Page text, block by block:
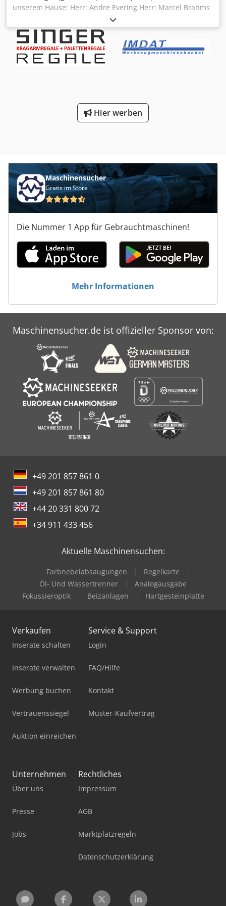
unserem Hause: Herr: Andre Evering Herr: Marcel Brahms
Herr: Simon Blank Wir bieten Ihnen hier einen
gebrauchten Pfostenschutz des Herstellers Crjdpfx
Ajfdqkaoaref Gemac zum Kauf an. Der Pfostenschutz ist
für eine Rahmenprofilbreite von max. 90 mm geeignet. Im
Lieferumfang sind enthalten: 01x Pfostenschutz, gebraucht
Materialstärke: ca. 4 mm Loch Ø: ca. 8 mm
Schenkelabmessungen: ca. 85 x 85 mm Gewicht / Stck.: ca.
4,888 Kg 02x Befestigungsplatten, gebraucht
M10 Unsere Dienstleistungen im Überblick: (Preise auf
Anfrage) Montage-, Aufbau unsere allgemeinen
Montagebedingungen sind zu beachten Regalprüfung
Regalinspektion nach DIN EN 15635 ausgeführt nach den
Anforderungen der BGR 234 Sichtprüfung für alle
(ohne Entladung)
Hier werben
Maschinensucher
Gratis im Store
Die Nummer 1 App für Gebrauchtmaschinen!
Mehr Informationen
Maschinensucher.de ist offizieller Sponsor von:
+49 201 857 861 0
+49 201 857 861 80
+44 20 331 800 72
+34 911 433 456
Aktuelle Maschinensuchen:
Farbnebelabsaugungen
Regelkarte
Öl- Und Wassertrenner
Analogausgabe
Fokussieroptik
Beizanlagen Hartgesteinplatte
Verkaufen
Inserate schalten
Inserate verwalten
Werbung buchen
Vertrauenssiegel
Auktion einreichen
Service & Support
Login
FAQ/Hilfe
Kontakt
Muster-Kaufvertrag
Unternehmen
Über uns
Presse
Jobs
Rechtliches
Impressum
AGB
Marktplatzregeln
Datenschutzerklärung